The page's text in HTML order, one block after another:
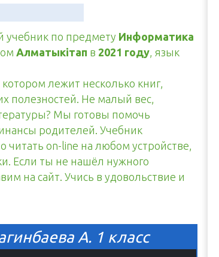
учебник по предмету Информатика
Алматыкітап в 2021 году, язык
лежит несколько книг,
полезностей. Не малый вес,
Мы готовы помочь
родителей. Учебник
читать on-line на любом устройстве,
Если ты не нашёл нужного
на сайт. Учись в удовольствие и
А. 1 класс